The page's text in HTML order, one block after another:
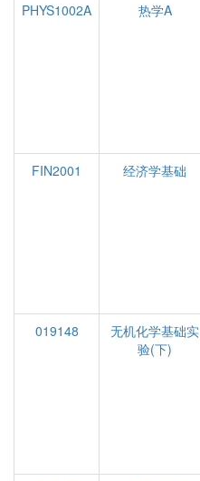
PHYS1002A
热学A
FIN2001
经济学基础
019148
无机化学基础实
验(下)